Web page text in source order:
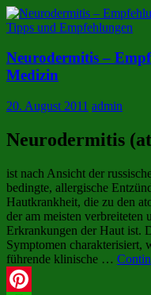
Tipps und Empfehlungen
Neurodermitis –
Medizin
20. August 2011 admin
Neurodermitis
ist nach Ansicht der
bedingte, allergische
Hautkrankheit, die zu den
der am meisten verbreiteten
Erkrankungen der Haut ist.
Symptomen charakterisiert,
führende klinische …